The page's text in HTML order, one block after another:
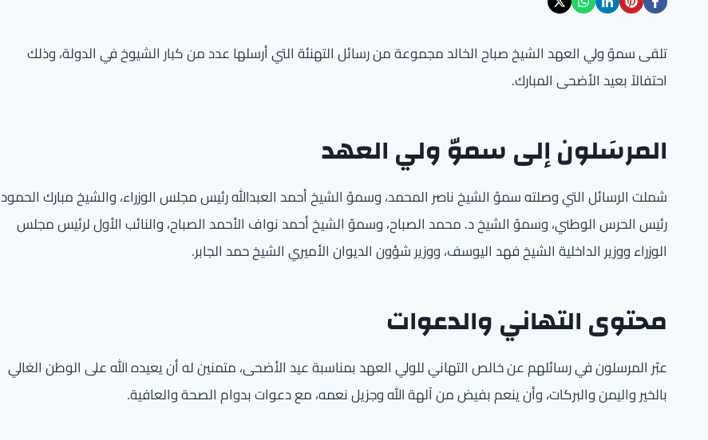
تلقى سموّ ولي العهد الشيخ صباح الخالد مجموعة من رسائل التهنئة التي أرسلها عدد من كبار الشيوخ في الدولة، وذلك
احتفالاً بعيد الأضحى المبارك.
المرسَلون إلى سموّ ولي العهد
شملت الرسائل التي وصلته سموّ الشيخ ناصر المحمد، وسموّ الشيخ أحمد العبدالله رئيس مجلس الوزراء، والشيخ مبارك الحمود
رئيس الحرس الوطني، وسموّ الشيخ د. محمد الصباح، وسموّ الشيخ أحمد نواف الأحمد الصباح، والنائب الأول لرئيس مجلس
الوزراء ووزير الداخلية الشيخ فهد اليوسف، ووزير شؤون الديوان الأميري الشيخ حمد الجابر.
محتوى التهاني والدعوات
عبّر المرسلون في رسائلهم عن خالص التهاني للولي العهد بمناسبة عيد الأضحى، متمنين له أن يعيده الله على الوطن الغالي
بالخير واليمن والبركات، وأن ينعم بفيض من آلهة الله وجزيل نعمه، مع دعوات بدوام الصحة والعافية.